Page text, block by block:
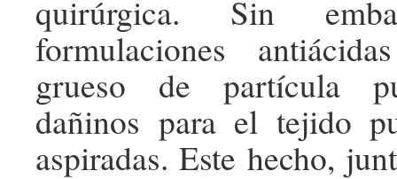
quirúrgica. Sin
formulaciones
grueso de partícula
dañinos para el tejido
aspiradas. Este hecho,